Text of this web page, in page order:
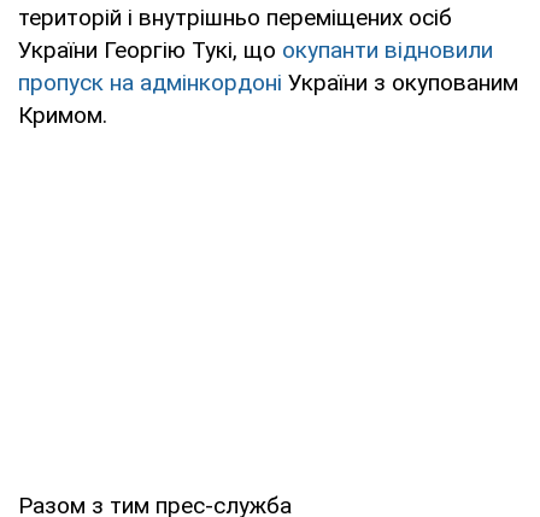
територій і внутрішньо переміщених осіб
України Георгію Тукі, що окупанти відновили
пропуск на адмінкордоні України з окупованим
Кримом.
Разом з тим прес-служба